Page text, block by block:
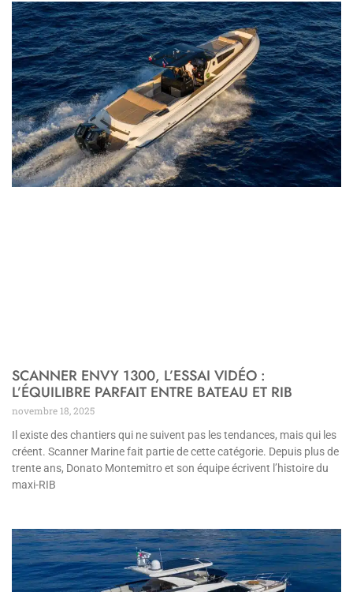
SCANNER ENVY 1300, L’ESSAI VIDÉO :
L’ÉQUILIBRE PARFAIT ENTRE BATEAU ET RIB
novembre 18, 2025
Il existe des chantiers qui ne suivent pas les tendances, mais qui les
créent. Scanner Marine fait partie de cette catégorie. Depuis plus de
trente ans, Donato Montemitro et son équipe écrivent l’histoire du
maxi-RIB